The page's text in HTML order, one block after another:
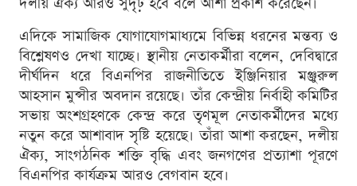
এদিকে সামাজিক যোগাযোগমাধ্যমে বিভিন্ন ধরনের মন্তব্য ও
বিশ্লেষণও দেখা যাচ্ছে। স্থানীয় নেতাকর্মীরা বলেন, দেবিদ্বারে
দীর্ঘদিন ধরে বিএনপির রাজনীতিতে ইঞ্জিনিয়ার মঞ্জুরুল
আহসান মুন্সীর অবদান রয়েছে। তাঁর কেন্দ্রীয় নির্বাহী কমিটির
সভায় অংশগ্রহণকে কেন্দ্র করে তৃণমূল নেতাকর্মীদের মধ্যে
নতুন করে আশাবাদ সৃষ্টি হয়েছে। তাঁরা আশা করছেন, দলীয়
ঐক্য, সাংগঠনিক শক্তি বৃদ্ধি এবং জনগণের প্রত্যাশা পূরণে
বিএনপির কার্যক্রম আরও বেগবান হবে।